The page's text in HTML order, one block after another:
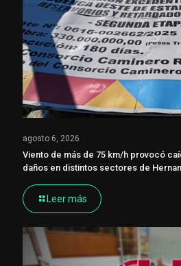
agosto 6, 2026
Viento de más de 75 km/h provocó
daños en distintos sectores de
Leer más